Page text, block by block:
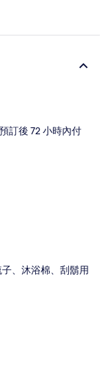
訂後 72 小時內付
、沐浴棉、刮鬍用